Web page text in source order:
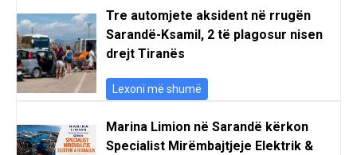
Tre automjete aksident në rrugën
Sarandë-Ksamil, 2 të plagosur nisen
drejt Tiranës
Lexoni më shumë
Marina Limion në Sarandë kërkon
Specialist Mirëmbajtjeje Elektrik &